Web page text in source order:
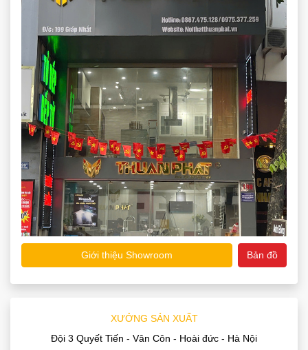
Giới thiệu Showroom Bản đồ
XƯỞNG SẢN XUẤT
Đội 3 Quyết Tiến - Vân Côn - Hoài đức - Hà Nội